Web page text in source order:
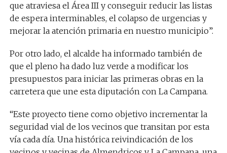
que atraviesa el Área III y conseguir reducir las listas
de espera interminables, el colapso de urgencias y
mejorar la atención primaria en nuestro municipio”.
Por otro lado, el alcalde ha informado también de
que el pleno ha dado luz verde a modificar los
presupuestos para iniciar las primeras obras en la
carretera que une esta diputación con La Campana.
“Este proyecto tiene como objetivo incrementar la
seguridad vial de los vecinos que transitan por esta
vía cada día. Una histórica reivindicación de los